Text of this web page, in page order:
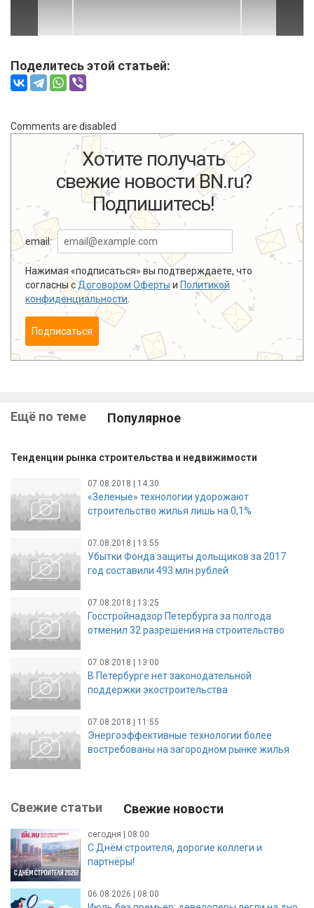
Поделитесь этой статьей:
Comments are disabled
Хотите получать
свежие новости BN.ru?
Подпишитесь!
email:
Нажимая «подписаться» вы подтверждаете, что
согласны сДоговором Оферты и Политикой
конфиденциальности
Подписаться
Ещё по теме Популярное
Тенденции рынка строительства и недвижимости
07.08.2018 | 14:30
«Зеленые» технологии удорожают
строительство жилья лишь на 0,1%
07.08.2018 | 13:55
Убытки Фонда защиты дольщиков за 2017
год составили 493 млн рублей
07.08.2018 | 13:25
Госстройнадзор Петербурга за полгода
отменил 32 разрешения на строительство
07.08.2018 | 13:00
В Петербурге нет законодательной
поддержки экостроительства
07.08.2018 | 11:55
Энергоэффективные технологии более
востребованы на загородном рынке жилья
Свежие статьи Свежие новости
сегодня | 08:00
С Днём строителя, дорогие коллеги и
партнёры!
06.08.2026 | 08:00